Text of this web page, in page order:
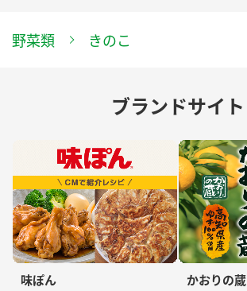
野菜類 きのこ
ブランドサイト
味ぽん かおりの蔵